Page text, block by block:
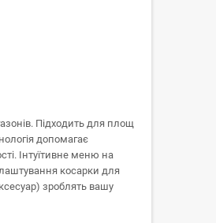
Підходить для площ
допомагає
Інтуїтивне меню на
косарки для
зроблять вашу